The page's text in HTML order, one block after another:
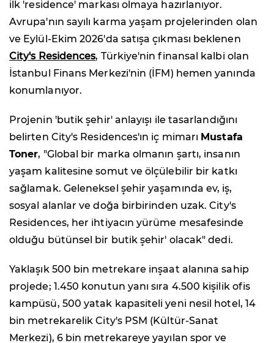
ilk 'residence' markası olmaya hazırlanıyor.
Avrupa'nın sayılı karma yaşam projelerinden olan
ve Eylül-Ekim 2026'da satışa çıkması beklenen
City's Residences, Türkiye'nin finansal kalbi olan
İstanbul Finans Merkezi'nin (İFM) hemen yanında
konumlanıyor.
Projenin 'butik şehir' anlayışı ile tasarlandığını
belirten City's Residences'ın iç mimarı Mustafa
Toner, "Global bir marka olmanın şartı, insanın
yaşam kalitesine somut ve ölçülebilir bir katkı
sağlamak. Geleneksel şehir yaşamında ev, iş,
sosyal alanlar ve doğa birbirinden uzak. City's
Residences, her ihtiyacın yürüme mesafesinde
olduğu bütünsel bir butik şehir' olacak" dedi.
Yaklaşık 500 bin metrekare inşaat alanına sahip
projede; 1.450 konutun yanı sıra 4.500 kişilik ofis
kampüsü, 500 yatak kapasiteli yeni nesil hotel, 14
bin metrekarelik City's PSM (Kültür-Sanat
Merkezi), 6 bin metrekareye yayılan spor ve